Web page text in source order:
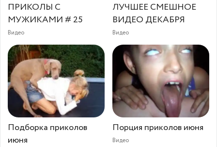
ПРИКОЛЫ С
МУЖИКАМИ # 25
Видео
ЛУЧШЕЕ СМЕШНОЕ
ВИДЕО ДЕКАБРЯ
Видео
Подборка приколов
июня
Порция приколов июня
Видео